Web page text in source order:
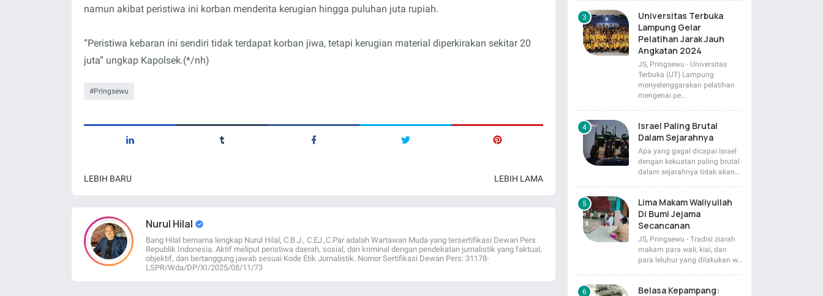
namun akibat peristiwa ini korban menderita kerugian hingga puluhan juta rupiah.
“Peristiwa kebaran ini sendiri tidak terdapat korban jiwa, tetapi kerugian material diperkirakan sekitar 20
juta” ungkap Kapolsek.(*/nh)
Pringsewu
LEBIH BARU LEBIH LAMA
Nurul Hilal
Bang Hilal bernama lengkap Nurul Hilal, C.B.J., C.EJ.,C.Par adalah Wartawan Muda yang tersertifikasi Dewan Pers
Republik Indonesia. Aktif meliput peristiwa daerah, sosial, dan kriminal dengan pendekatan jurnalistik yang faktual,
objektif, dan bertanggung jawab sesuai Kode Etik Jurnalistik. Nomor Sertifikasi Dewan Pers: 31178-
LSPR/Wda/DP/XI/2025/08/11/73
Universitas Terbuka
Lampung Gelar
Pelatihan Jarak Jauh
Angkatan 2024
JS, Pringsewu - Universitas
Terbuka (UT) Lampung
menyelenggarakan pelatihan
mengenai pe…
Israel Paling Brutal
Dalam Sejarahnya
Apa yang gagal dicapai Israel
dengan kekuatan paling brutal
dalam sejarahnya tidak akan…
Lima Makam Waliyullah
Di Bumi Jejama
Secancanan
JS, Pringsewu - Tradisi ziarah
makam para wali, kiai, dan
para leluhur yang dilakukan w…
Belasa Kepampang: